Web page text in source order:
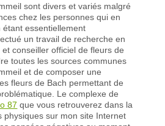
sont divers et variés malgré
chez les personnes qui en
essentiellement
un travail de recherche en
conseiller officiel de fleurs de
toutes les sources communes
et de composer une
fleurs de Bach permettant de
Le complexe de
87 que vous retrouverez dans la
physiques sur mon site Internet